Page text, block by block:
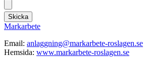
Skicka
Markarbete
Email: anlaggning@markarbete-roslagen.se
Hemsida: www.markarbete-roslagen.se